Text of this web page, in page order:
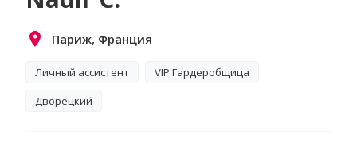
Париж, Франция
Личный ассистент
VIP Гардеробщица
Дворецкий